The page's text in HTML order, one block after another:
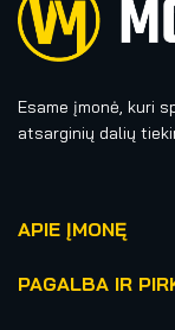
Esame įmonė, kuri
atsarginių dalių
APIE ĮMONĘ
PAGALBA IR